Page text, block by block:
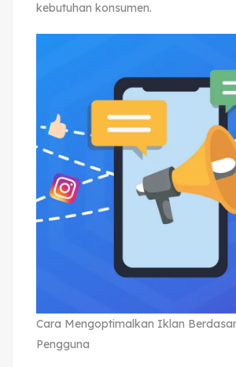
kebutuhan konsumen.
Cara Mengoptimalkan Iklan
Pengguna